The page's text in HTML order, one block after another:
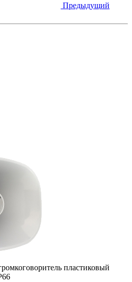
Предыдущий
пластиковый